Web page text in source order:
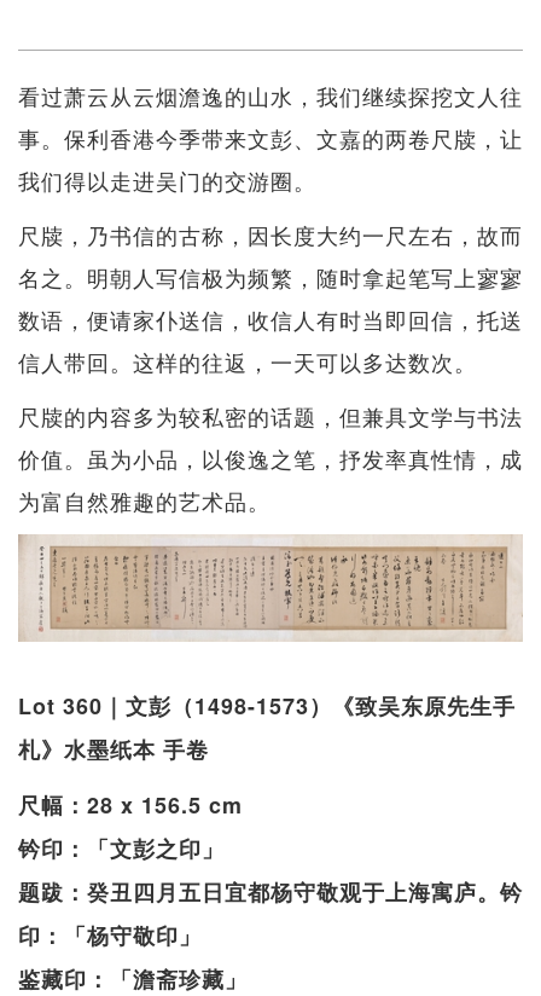
看过萧云从云烟澹逸的山水，我们继续探挖文人往
事。保利香港今季带来文彭、文嘉的两卷尺牍，让
我们得以走进吴门的交游圈。
尺牍，乃书信的古称，因长度大约一尺左右，故而
名之。明朝人写信极为频繁，随时拿起笔写上寥寥
数语，便请家仆送信，收信人有时当即回信，托送
信人带回。这样的往返，一天可以多达数次。
尺牍的内容多为较私密的话题，但兼具文学与书法
价值。虽为小品，以俊逸之笔，抒发率真性情，成
为富自然雅趣的艺术品。
Lot 360｜文彭（1498-1573）《致吴东原先生手
札》水墨纸本 手卷
尺幅：28 x 156.5 cm
钤印：「文彭之印」
题跋：癸丑四月五日宜都杨守敬观于上海寓庐。钤
印：「杨守敬印」
鉴藏印：「澹斋珍藏」